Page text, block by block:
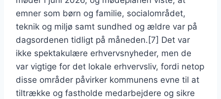
emner som børn og familie, socialområdet,
teknik og miljø samt sundhed og ældre var på
dagsordenen tidligt på måneden.[7] Det var
ikke spektakulære erhvervsnyheder, men de
var vigtige for det lokale erhvervsliv, fordi netop
disse områder påvirker kommunens evne til at
tiltrække og fastholde medarbejdere og sikre